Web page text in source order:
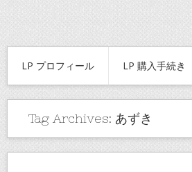
LP プロフィール LP 購入手続き
Tag Archives: あずき